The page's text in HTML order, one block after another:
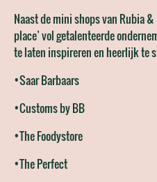
Naast de mini shops van Rubia
place’ vol getalenteerde
te laten inspireren en heerlijk te
•Saar Barbaars
•Customs by BB
•The Foodystore
•The Perfect